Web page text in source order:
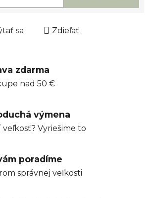
sa Zdieľať
zdarma
nad 50 €
výmena
veľkosť? Vyriešime to
poradíme
správnej veľkosti